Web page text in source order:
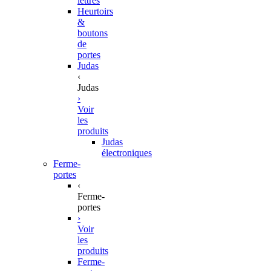
Heurtoirs
&
boutons
de
portes
Judas
‹
Judas
›
Voir
les
produits
Judas
électroniques
Ferme-
portes
‹
Ferme-
portes
›
Voir
les
produits
Ferme-